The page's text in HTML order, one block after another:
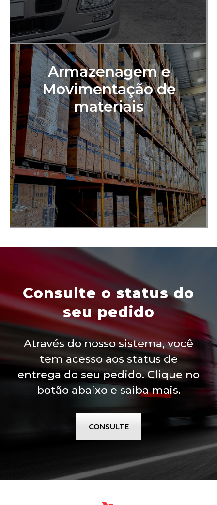
Armazenagem e
Movimentação de
materiais
Consulte o status do
seu pedido
Através do nosso sistema, você
tem acesso aos status de
entrega do seu pedido. Clique no
botão abaixo e saiba mais.
CONSULTE